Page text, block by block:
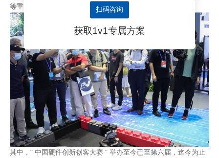
等重大活动。
其中，" 中国硬件创新创客大赛 " 举办至今已至第六届，迄今为止
扫码咨询
获取1v1专属方案